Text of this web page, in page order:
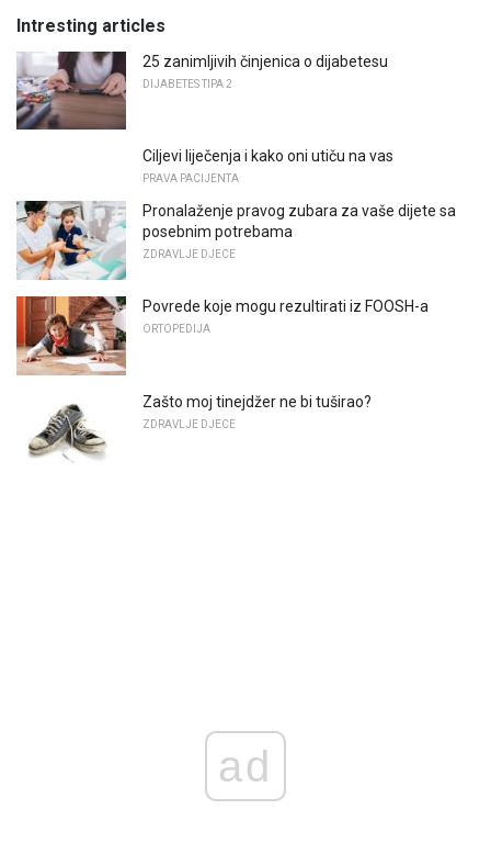
Intresting articles
25 zanimljivih činjenica o dijabetesu
DIJABETES TIPA 2
Ciljevi liječenja i kako oni utiču na vas
PRAVA PACIJENTA
Pronalaženje pravog zubara za vaše dijete sa
posebnim potrebama
ZDRAVLJE DJECE
Povrede koje mogu rezultirati iz FOOSH-a
ORTOPEDIJA
Zašto moj tinejdžer ne bi tuširao?
ZDRAVLJE DJECE
ad